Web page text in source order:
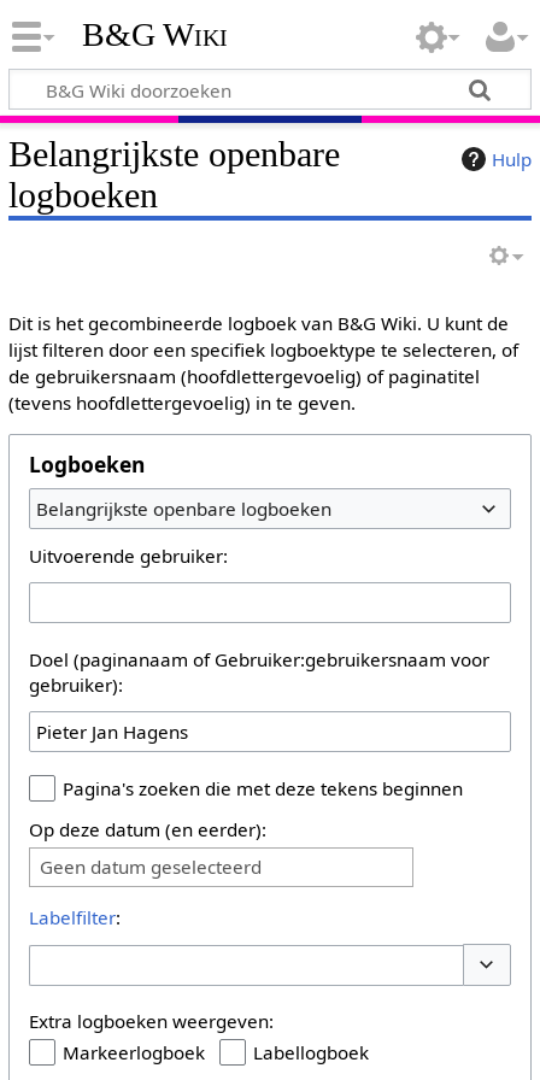
B&G Wiki
Hulp
Belangrijkste openbare
logboeken
Dit is het gecombineerde logboek van B&G Wiki. U kunt de
lijst filteren door een specifiek logboektype te selecteren, of
de gebruikersnaam (hoofdlettergevoelig) of paginatitel
(tevens hoofdlettergevoelig) in te geven.
Logboeken
Belangrijkste openbare logboeken
Uitvoerende gebruiker:
Doel (paginanaam of Gebruiker:gebruikersnaam voor
gebruiker):
Pagina's zoeken die met deze tekens beginnen
Op deze datum (en eerder):
Geen datum geselecteerd
Labelfilter:
Extra logboeken weergeven:
Markeerlogboek
Labellogboek